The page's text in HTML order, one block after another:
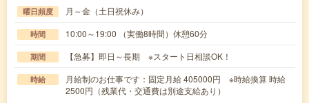
曜日頻度 月～金（土日祝休み）
時間 10:00～19:00 （実働8時間）休憩60分
期間 【急募】即日～長期 ※スタート日相談OK！
時給
月給制のお仕事です：固定月給 405000円 ※時給換算 時給
2500円（残業代・交通費は別途支給あり）